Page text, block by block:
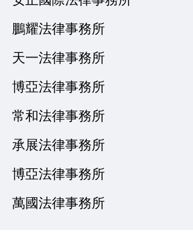
鵬耀法律事務所
天一法律事務所
博亞法律事務所
常和法律事務所
承展法律事務所
博亞法律事務所
萬國法律事務所